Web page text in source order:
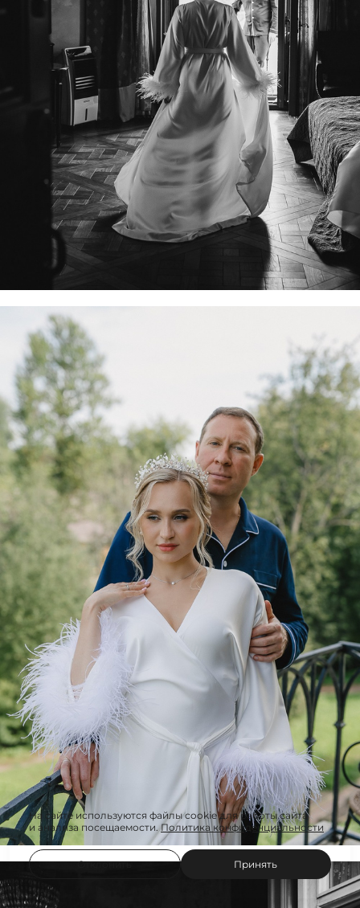
На сайте используются файлы cookie для работы сайта
и анализа посещаемости.Политика конфиденциальности
Отклонить Принять